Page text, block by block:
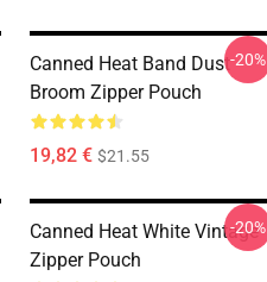
Canned Heat Band Dust
Broom Zipper Pouch
19,82 € $21.55
-20%
Canned Heat White Vintage
Zipper Pouch
-20%